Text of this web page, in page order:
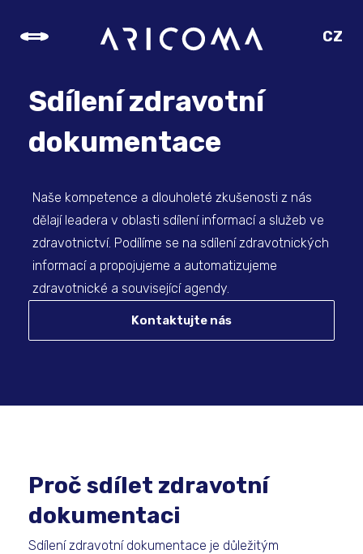
CZ
Sdílení zdravotní
dokumentace
Naše kompetence a dlouholeté zkušenosti z nás
dělají leadera v oblasti sdílení informací a služeb ve
zdravotnictví. Podílíme se na sdílení zdravotnických
informací a propojujeme a automatizujeme
zdravotnické a související agendy.
Kontaktujte nás
Proč sdílet zdravotní
dokumentaci
Sdílení zdravotní dokumentace je důležitým